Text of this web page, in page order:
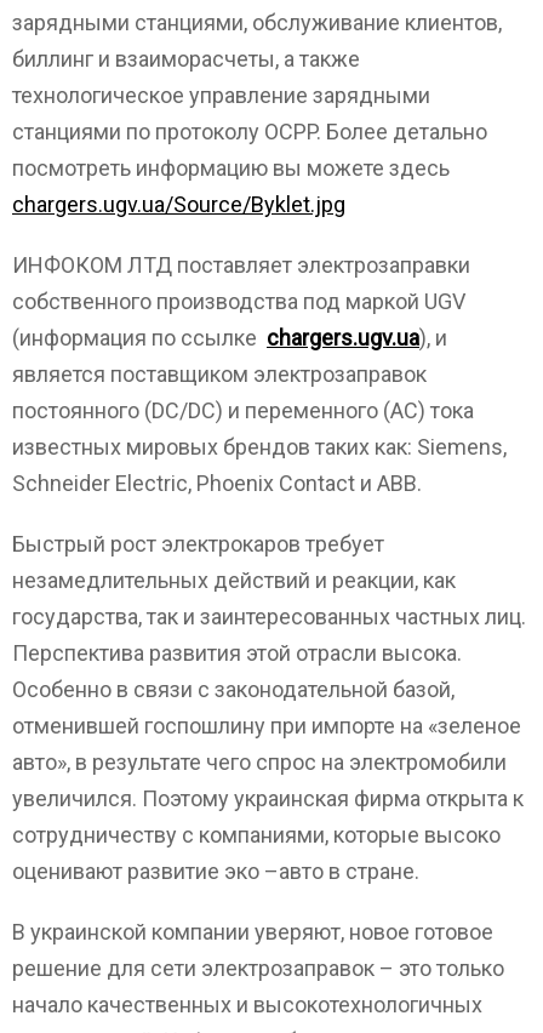
зарядными станциями, обслуживание клиентов,
биллинг и взаиморасчеты, а также
технологическое управление зарядными
станциями по протоколу ОСPP. Более детально
посмотреть информацию вы можете здесь
chargers.ugv.ua/Source/Byklet.jpg
ИНФОКОМ ЛТД поставляет электрозаправки
собственного производства под маркой UGV
(информация по ссылке chargers.ugv.ua), и
является поставщиком электрозаправок
постоянного (DC/DC) и переменного (AC) тока
известных мировых брендов таких как: Siemens,
Schneider Electric, Phoenix Contact и ABB.
Быстрый рост электрокаров требует
незамедлительных действий и реакции, как
государства, так и заинтересованных частных лиц.
Перспектива развития этой отрасли высока.
Особенно в связи с законодательной базой,
отменившей госпошлину при импорте на «зеленое
авто», в результате чего спрос на электромобили
увеличился. Поэтому украинская фирма открыта к
сотрудничеству с компаниями, которые высоко
оценивают развитие эко –авто в стране.
В украинской компании уверяют, новое готовое
решение для сети электрозаправок – это только
начало качественных и высокотехнологичных